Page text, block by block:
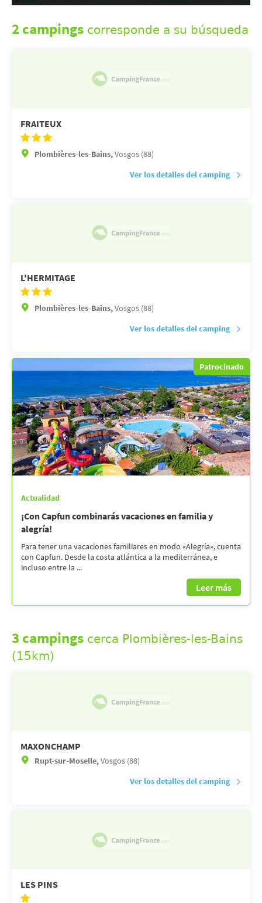
2 campings corresponde a su búsqueda
FRAITEUX
Plombières-les-Bains,Vosgos (88)
Ver los detalles del camping
L'HERMITAGE
Plombières-les-Bains,Vosgos (88)
Ver los detalles del camping
Patrocinado
Actualidad
¡Con Capfun combinarás vacaciones en familia y
alegría!
Para tener una vacaciones familiares en modo «Alegría», cuenta
con Capfun. Desde la costa atlántica a la mediterránea, e
incluso entre la ...
Leer más
3 campings cerca Plombières-les-Bains
(15km)
MAXONCHAMP
Rupt-sur-Moselle,Vosgos (88)
Ver los detalles del camping
LES PINS